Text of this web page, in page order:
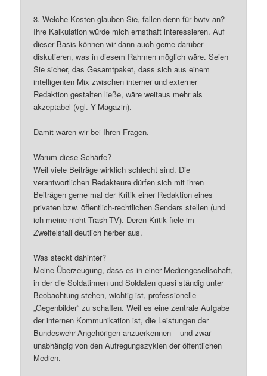
3. Welche Kosten glauben Sie, fallen denn für bwtv an?
Ihre Kalkulation würde mich ernsthaft interessieren. Auf
dieser Basis können wir dann auch gerne darüber
diskutieren, was in diesem Rahmen möglich wäre. Seien
Sie sicher, das Gesamtpaket, dass sich aus einem
intelligenten Mix zwischen interner und externer
Redaktion gestalten ließe, wäre weitaus mehr als
akzeptabel (vgl. Y-Magazin).
Damit wären wir bei Ihren Fragen.
Warum diese Schärfe?
Weil viele Beiträge wirklich schlecht sind. Die
verantwortlichen Redakteure dürfen sich mit ihren
Beiträgen gerne mal der Kritik einer Redaktion eines
privaten bzw. öffentlich-rechtlichen Senders stellen (und
ich meine nicht Trash-TV). Deren Kritik fiele im
Zweifelsfall deutlich herber aus.
Was steckt dahinter?
Meine Überzeugung, dass es in einer Mediengesellschaft,
in der die Soldatinnen und Soldaten quasi ständig unter
Beobachtung stehen, wichtig ist, professionelle
„Gegenbilder“ zu schaffen. Weil es eine zentrale Aufgabe
der internen Kommunikation ist, die Leistungen der
Bundeswehr-Angehörigen anzuerkennen – und zwar
unabhängig von den Aufregungszyklen der öffentlichen
Medien.